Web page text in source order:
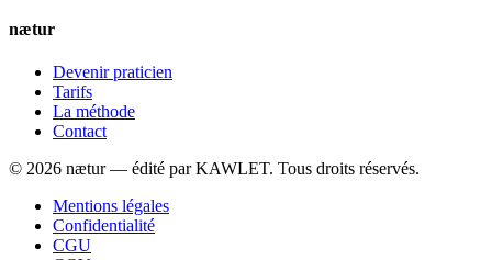
nætur
Devenir praticien
Tarifs
La méthode
Contact
© 2026 nætur — édité par KAWLET. Tous droits réservés.
Mentions légales
Confidentialité
CGU